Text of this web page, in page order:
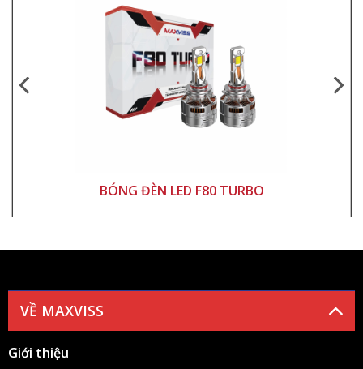
BÓNG ĐÈN LED F80 TURBO
VỀ MAXVISS
Giới thiệu